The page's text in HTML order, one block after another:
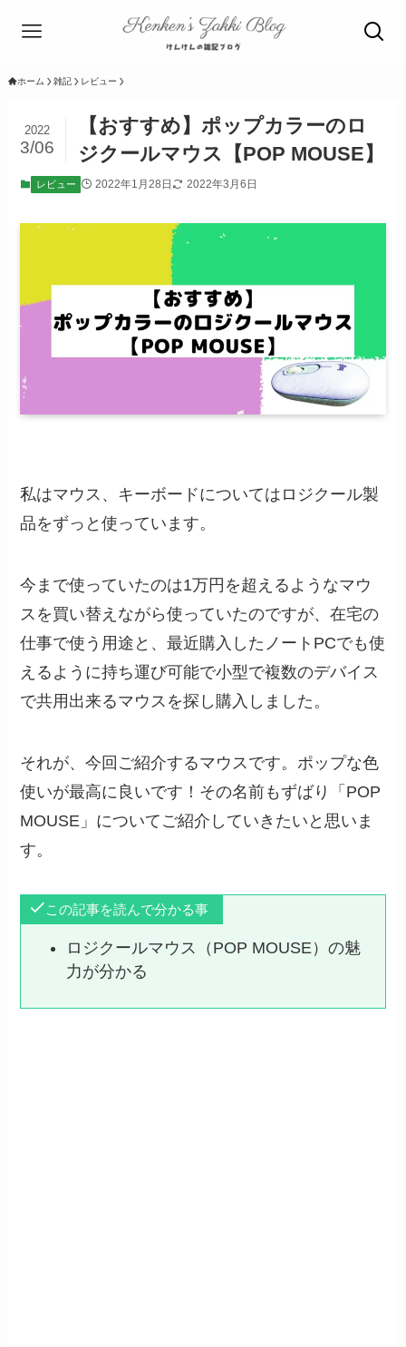
ホーム 雑記 レビュー
【おすすめ】ポップカラーのロ
ジクールマウス【POP MOUSE】
2022
3/06
レビュー 2022年1月28日 2022年3月6日
私はマウス、キーボードについてはロジクール製
品をずっと使っています。
今まで使っていたのは1万円を超えるようなマウ
スを買い替えながら使っていたのですが、在宅の
仕事で使う用途と、最近購入したノートPCでも使
えるように持ち運び可能で小型で複数のデバイス
で共用出来るマウスを探し購入しました。
それが、今回ご紹介するマウスです。ポップな色
使いが最高に良いです！その名前もずばり「POP
MOUSE」についてご紹介していきたいと思いま
す。
この記事を読んで分かる事
ロジクールマウス（POP MOUSE）の魅
力が分かる